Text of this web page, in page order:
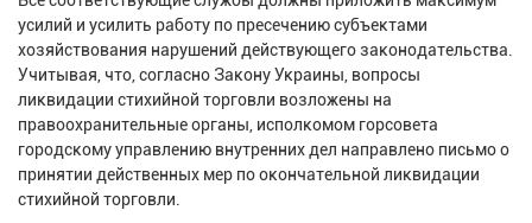
усилий и усилить работу по пресечению субъектами
хозяйствования нарушений действующего законодательства.
Учитывая, что, согласно Закону Украины, вопросы
ликвидации стихийной торговли возложены на
правоохранительные органы, исполкомом горсовета
городскому управлению внутренних дел направлено письмо о
принятии действенных мер по окончательной ликвидации
стихийной торговли.